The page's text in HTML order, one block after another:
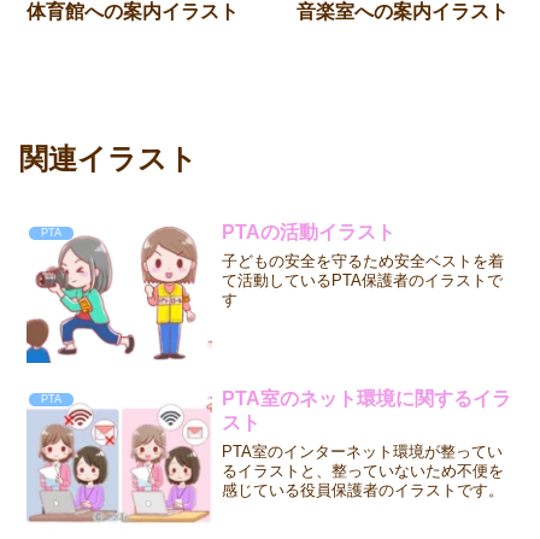
体育館への案内イラスト 音楽室への案内イラスト
関連イラスト
PTA PTAの活動イラスト
子どもの安全を守るため安全ベストを着
て活動しているPTA保護者のイラストで
す
PTA
PTA室のネット環境に関するイラ
スト
PTA室のインターネット環境が整ってい
るイラストと、整っていないため不便を
感じている役員保護者のイラストです。